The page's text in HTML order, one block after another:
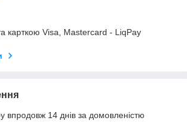
карткою Visa, Mastercard - LiqPay
впродовж 14 днів за домовленістю